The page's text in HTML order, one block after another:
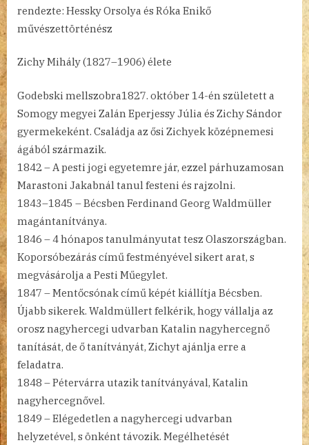
rendezte: Hessky Orsolya és Róka Enikő
művészettörténész
Zichy Mihály (1827–1906) élete
Godebski mellszobra1827. október 14-én született a
Somogy megyei Zalán Eperjessy Júlia és Zichy Sándor
gyermekeként. Családja az ősi Zichyek középnemesi
ágából származik.
1842 – A pesti jogi egyetemre jár, ezzel párhuzamosan
Marastoni Jakabnál tanul festeni és rajzolni.
1843–1845 – Bécsben Ferdinand Georg Waldmüller
magántanítványa.
1846 – 4 hónapos tanulmányutat tesz Olaszországban.
Koporsóbezárás című festményével sikert arat, s
megvásárolja a Pesti Műegylet.
1847 – Mentőcsónak című képét kiállítja Bécsben.
Újabb sikerek. Waldmüllert felkérik, hogy vállalja az
orosz nagyhercegi udvarban Katalin nagyhercegnő
tanítását, de ő tanítványát, Zichyt ajánlja erre a
feladatra.
1848 – Pétervárra utazik tanítványával, Katalin
nagyhercegnővel.
1849 – Elégedetlen a nagyhercegi udvarban
helyzetével, s önként távozik. Megélhetését